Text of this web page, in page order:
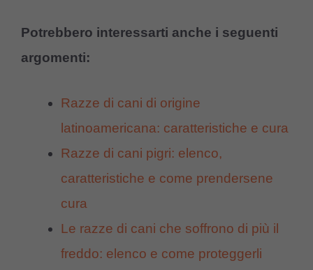
Potrebbero interessarti anche i seguenti
argomenti:
Razze di cani di origine
latinoamericana: caratteristiche e cura
Razze di cani pigri: elenco,
caratteristiche e come prendersene
cura
Le razze di cani che soffrono di più il
freddo: elenco e come proteggerli